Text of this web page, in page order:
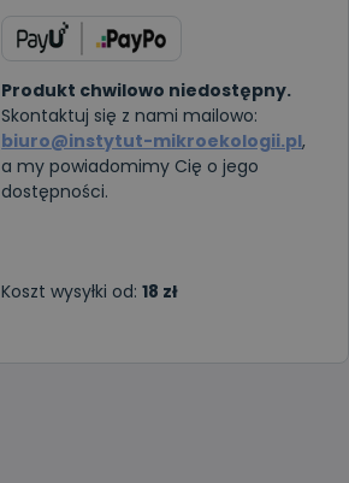
Produkt chwilowo niedostępny.
Skontaktuj się z nami mailowo:
biuro@instytut-mikroekologii.pl,
a my powiadomimy Cię o jego
dostępności.
Koszt wysyłki od:18 zł